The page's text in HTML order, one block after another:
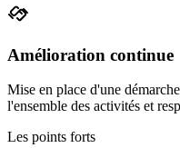
Amélioration continue
Mise en place d'une
l'ensemble des activités et
Les points forts